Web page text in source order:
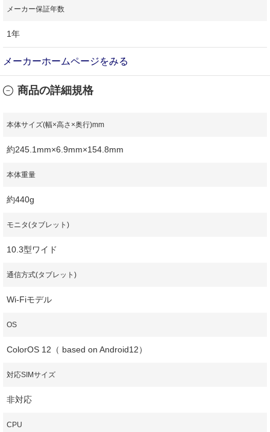
メーカー保証年数
1年
メーカーホームページをみる
商品の詳細規格
本体サイズ(幅×高さ×奥行)mm
約245.1mm×6.9mm×154.8mm
本体重量
約440g
モニタ(タブレット)
10.3型ワイド
通信方式(タブレット)
Wi-Fiモデル
OS
ColorOS 12（ based on Android12）
対応SIMサイズ
非対応
CPU